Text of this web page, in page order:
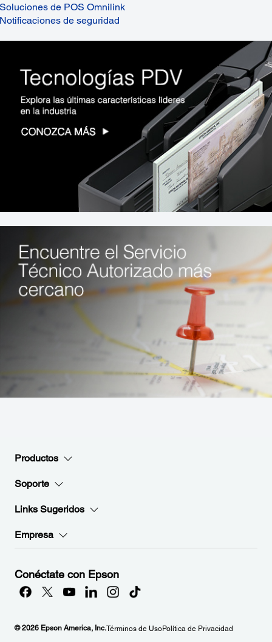
Soluciones de POS Omnilink
Notificaciones de seguridad
Productos
Soporte
Links Sugeridos
Empresa
Conéctate con Epson
© 2026 Epson America, Inc.Términos de UsoPolítica de Privacidad